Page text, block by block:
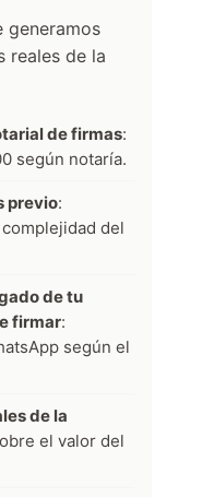
generamos
reales de la
de firmas:
según notaría.
previo:
del
de tu
firmar:
según el
de la
el valor del